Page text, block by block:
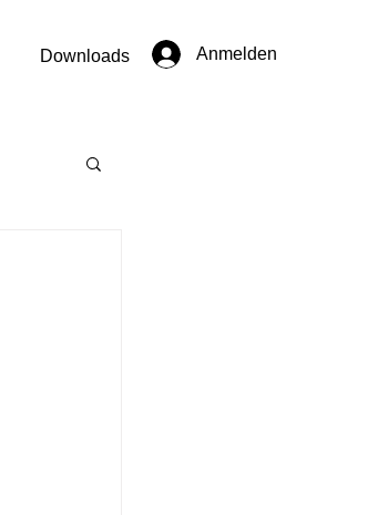
Downloads Anmelden